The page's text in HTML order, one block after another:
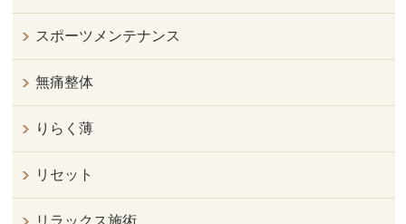
スポーツメンテナンス
無痛整体
りらく薄
リセット